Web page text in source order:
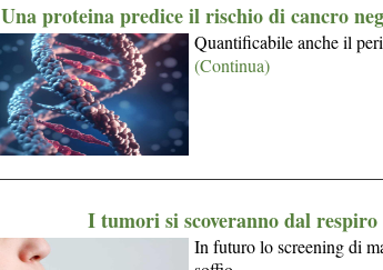
Una proteina predice il rischio di cancro
Quantificabile anche il
(Continua)
I tumori si scoveranno dal respiro
In futuro lo screening di